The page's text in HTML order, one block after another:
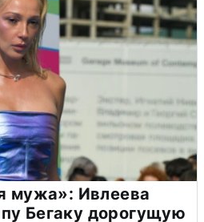
мужа»: Ивлеева
Бегаку дорогущую